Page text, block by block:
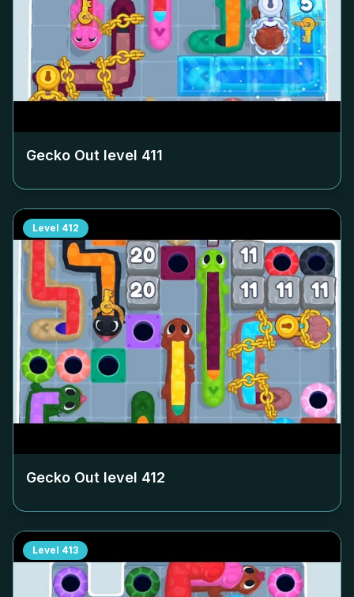
Gecko Out level 411
Level 412
Gecko Out level 412
Level 413